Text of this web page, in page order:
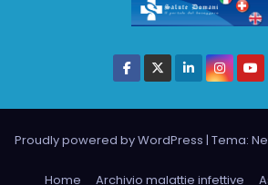
Proudly powered by WordPress | Tema:
Home Archivio malattie infettive